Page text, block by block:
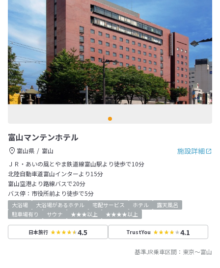
富山マンテンホテル
施設詳細
富山県
富山
ＪＲ・あいの風とやま鉄道線富山駅より徒歩で10分
北陸自動車道富山インターより15分
富山空港より路線バスで20分
バス停：市役所前より徒歩で5分
大浴場 大浴場があるホテル 宅配サービス ホテル
露天風呂
駐車場有り
サウナ ★★★以上 ★★★★以上
日本旅行 4.5 TrustYou 4.1
基準JR乗車区間： 東京～富山